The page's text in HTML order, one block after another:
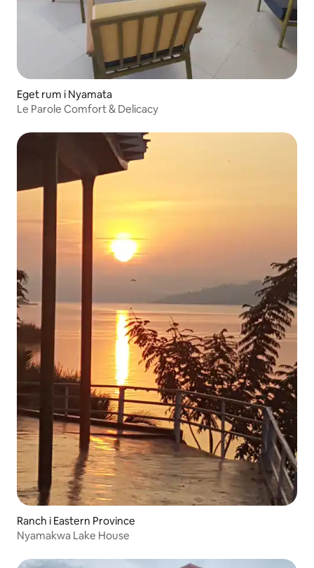
Eget rum i Nyamata
Le Parole Comfort & Delicacy
Ranch i Eastern Province
Nyamakwa Lake House